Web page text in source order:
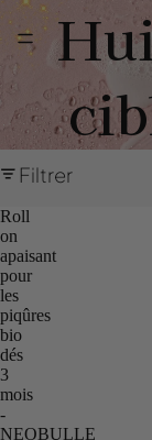
Filtrer
Roll
on
apaisant
pour
les
piqûres
bio
dés
3
mois
-
NEOBULLE